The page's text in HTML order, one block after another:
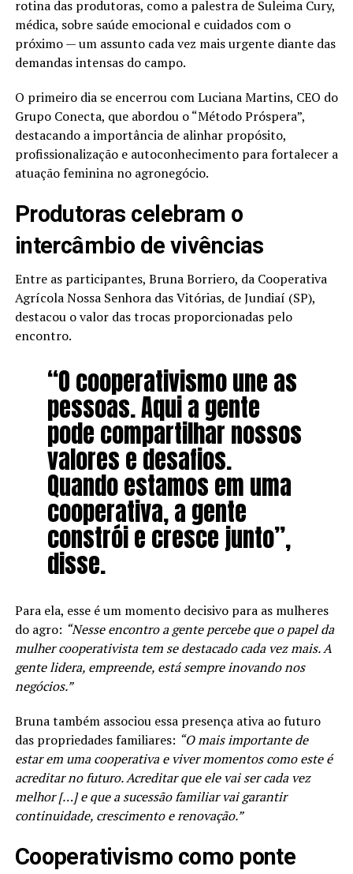
rotina das produtoras, como a palestra de Suleima Cury,
médica, sobre saúde emocional e cuidados com o
próximo — um assunto cada vez mais urgente diante das
demandas intensas do campo.
O primeiro dia se encerrou com Luciana Martins, CEO do
Grupo Conecta, que abordou o “Método Próspera”,
destacando a importância de alinhar propósito,
profissionalização e autoconhecimento para fortalecer a
atuação feminina no agronegócio.
Produtoras celebram o
intercâmbio de vivências
Entre as participantes, Bruna Borriero, da Cooperativa
Agrícola Nossa Senhora das Vitórias, de Jundiaí (SP),
destacou o valor das trocas proporcionadas pelo
encontro.
“O cooperativismo une as
pessoas. Aqui a gente
pode compartilhar nossos
valores e desafios.
Quando estamos em uma
cooperativa, a gente
constrói e cresce junto”,
disse.
Para ela, esse é um momento decisivo para as mulheres
do agro: “Nesse encontro a gente percebe que o papel da
mulher cooperativista tem se destacado cada vez mais. A
gente lidera, empreende, está sempre inovando nos
negócios.”
Bruna também associou essa presença ativa ao futuro
das propriedades familiares: “O mais importante de
estar em uma cooperativa e viver momentos como este é
acreditar no futuro. Acreditar que ele vai ser cada vez
melhor […] e que a sucessão familiar vai garantir
continuidade, crescimento e renovação.”
Cooperativismo como ponte